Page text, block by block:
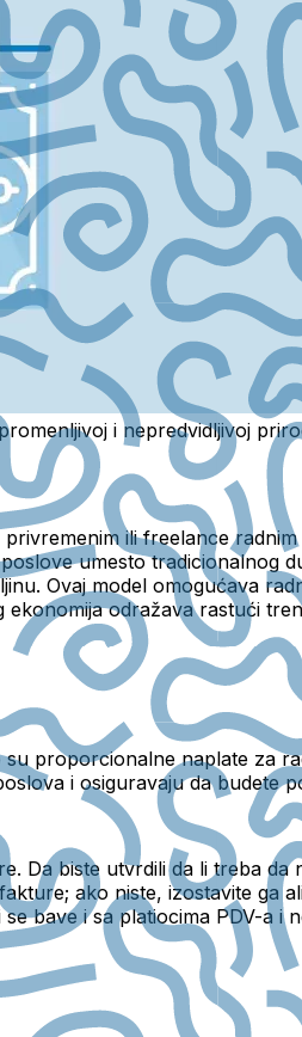
i nepredvidljivoj
ili freelance
umesto tradicionalnog
Ovaj model omogućava
odražava rastući
proporcionalne naplate za
i osiguravaju da budete
Da biste utvrdili da li treba
ako niste, izostavite ga
bave i sa platiocima PDV-a